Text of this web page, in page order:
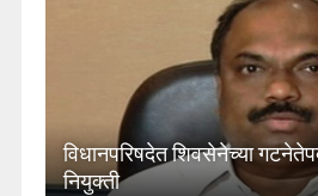
विधानपरिषदेत शिवसेनेच्या
नियुक्ती